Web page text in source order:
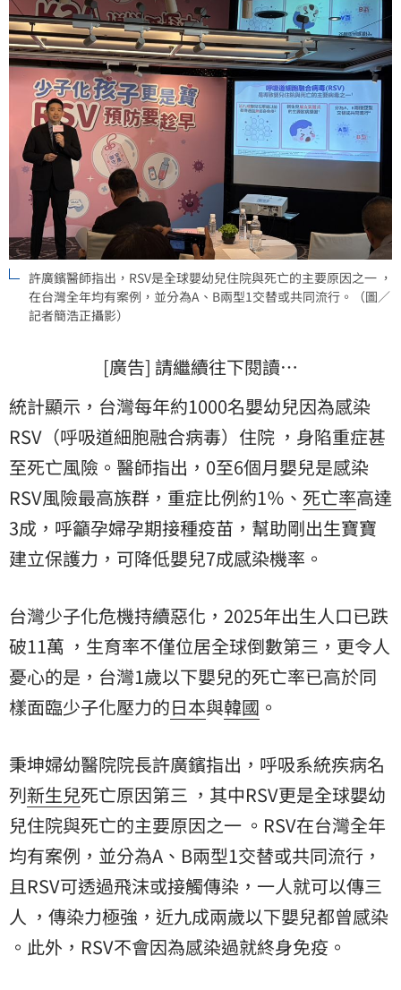
許廣鑌醫師指出，RSV是全球嬰幼兒住院與死亡的主要原因之一 ，
在台灣全年均有案例，並分為A、B兩型1交替或共同流行。（圖／
記者簡浩正攝影）
[廣告] 請繼續往下閱讀…
統計顯示，台灣每年約1000名嬰幼兒因為感染
RSV （呼吸道細胞融合病毒）住院 ，身陷重症甚
至死亡風險。醫師指出，0至6個月嬰兒是感染
RSV風險最高族群，重症比例約1％、 死亡率高達
3成，呼籲孕婦孕期接種疫苗，幫助剛出生寶寶
建立保護力，可降低嬰兒7成感染機率。
台灣少子化危機持續惡化，2025年出生人口已跌
破11萬 ，生育率不僅位居全球倒數第三，更令人
憂心的是，台灣1歲以下嬰兒的死亡率已高於同
樣面臨少子化壓力的日本與韓國 。
秉坤婦幼醫院院長許廣鑌指出，呼吸系統疾病名
列新生兒死亡原因第三 ，其中RSV更是全球嬰幼
兒住院與死亡的主要原因之一 。RSV在台灣全年
均有案例，並分為A、B兩型1交替或共同流行，
且RSV可透過飛沫或接觸傳染，一人就可以傳三
人 ，傳染力極強，近九成兩歲以下嬰兒都曾感染
。此外，RSV不會因為感染過就終身免疫。